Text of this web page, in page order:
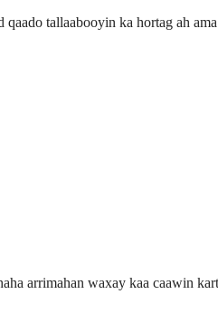
tallaabooyin ka hortag ah
arrimahan waxay kaa caawin